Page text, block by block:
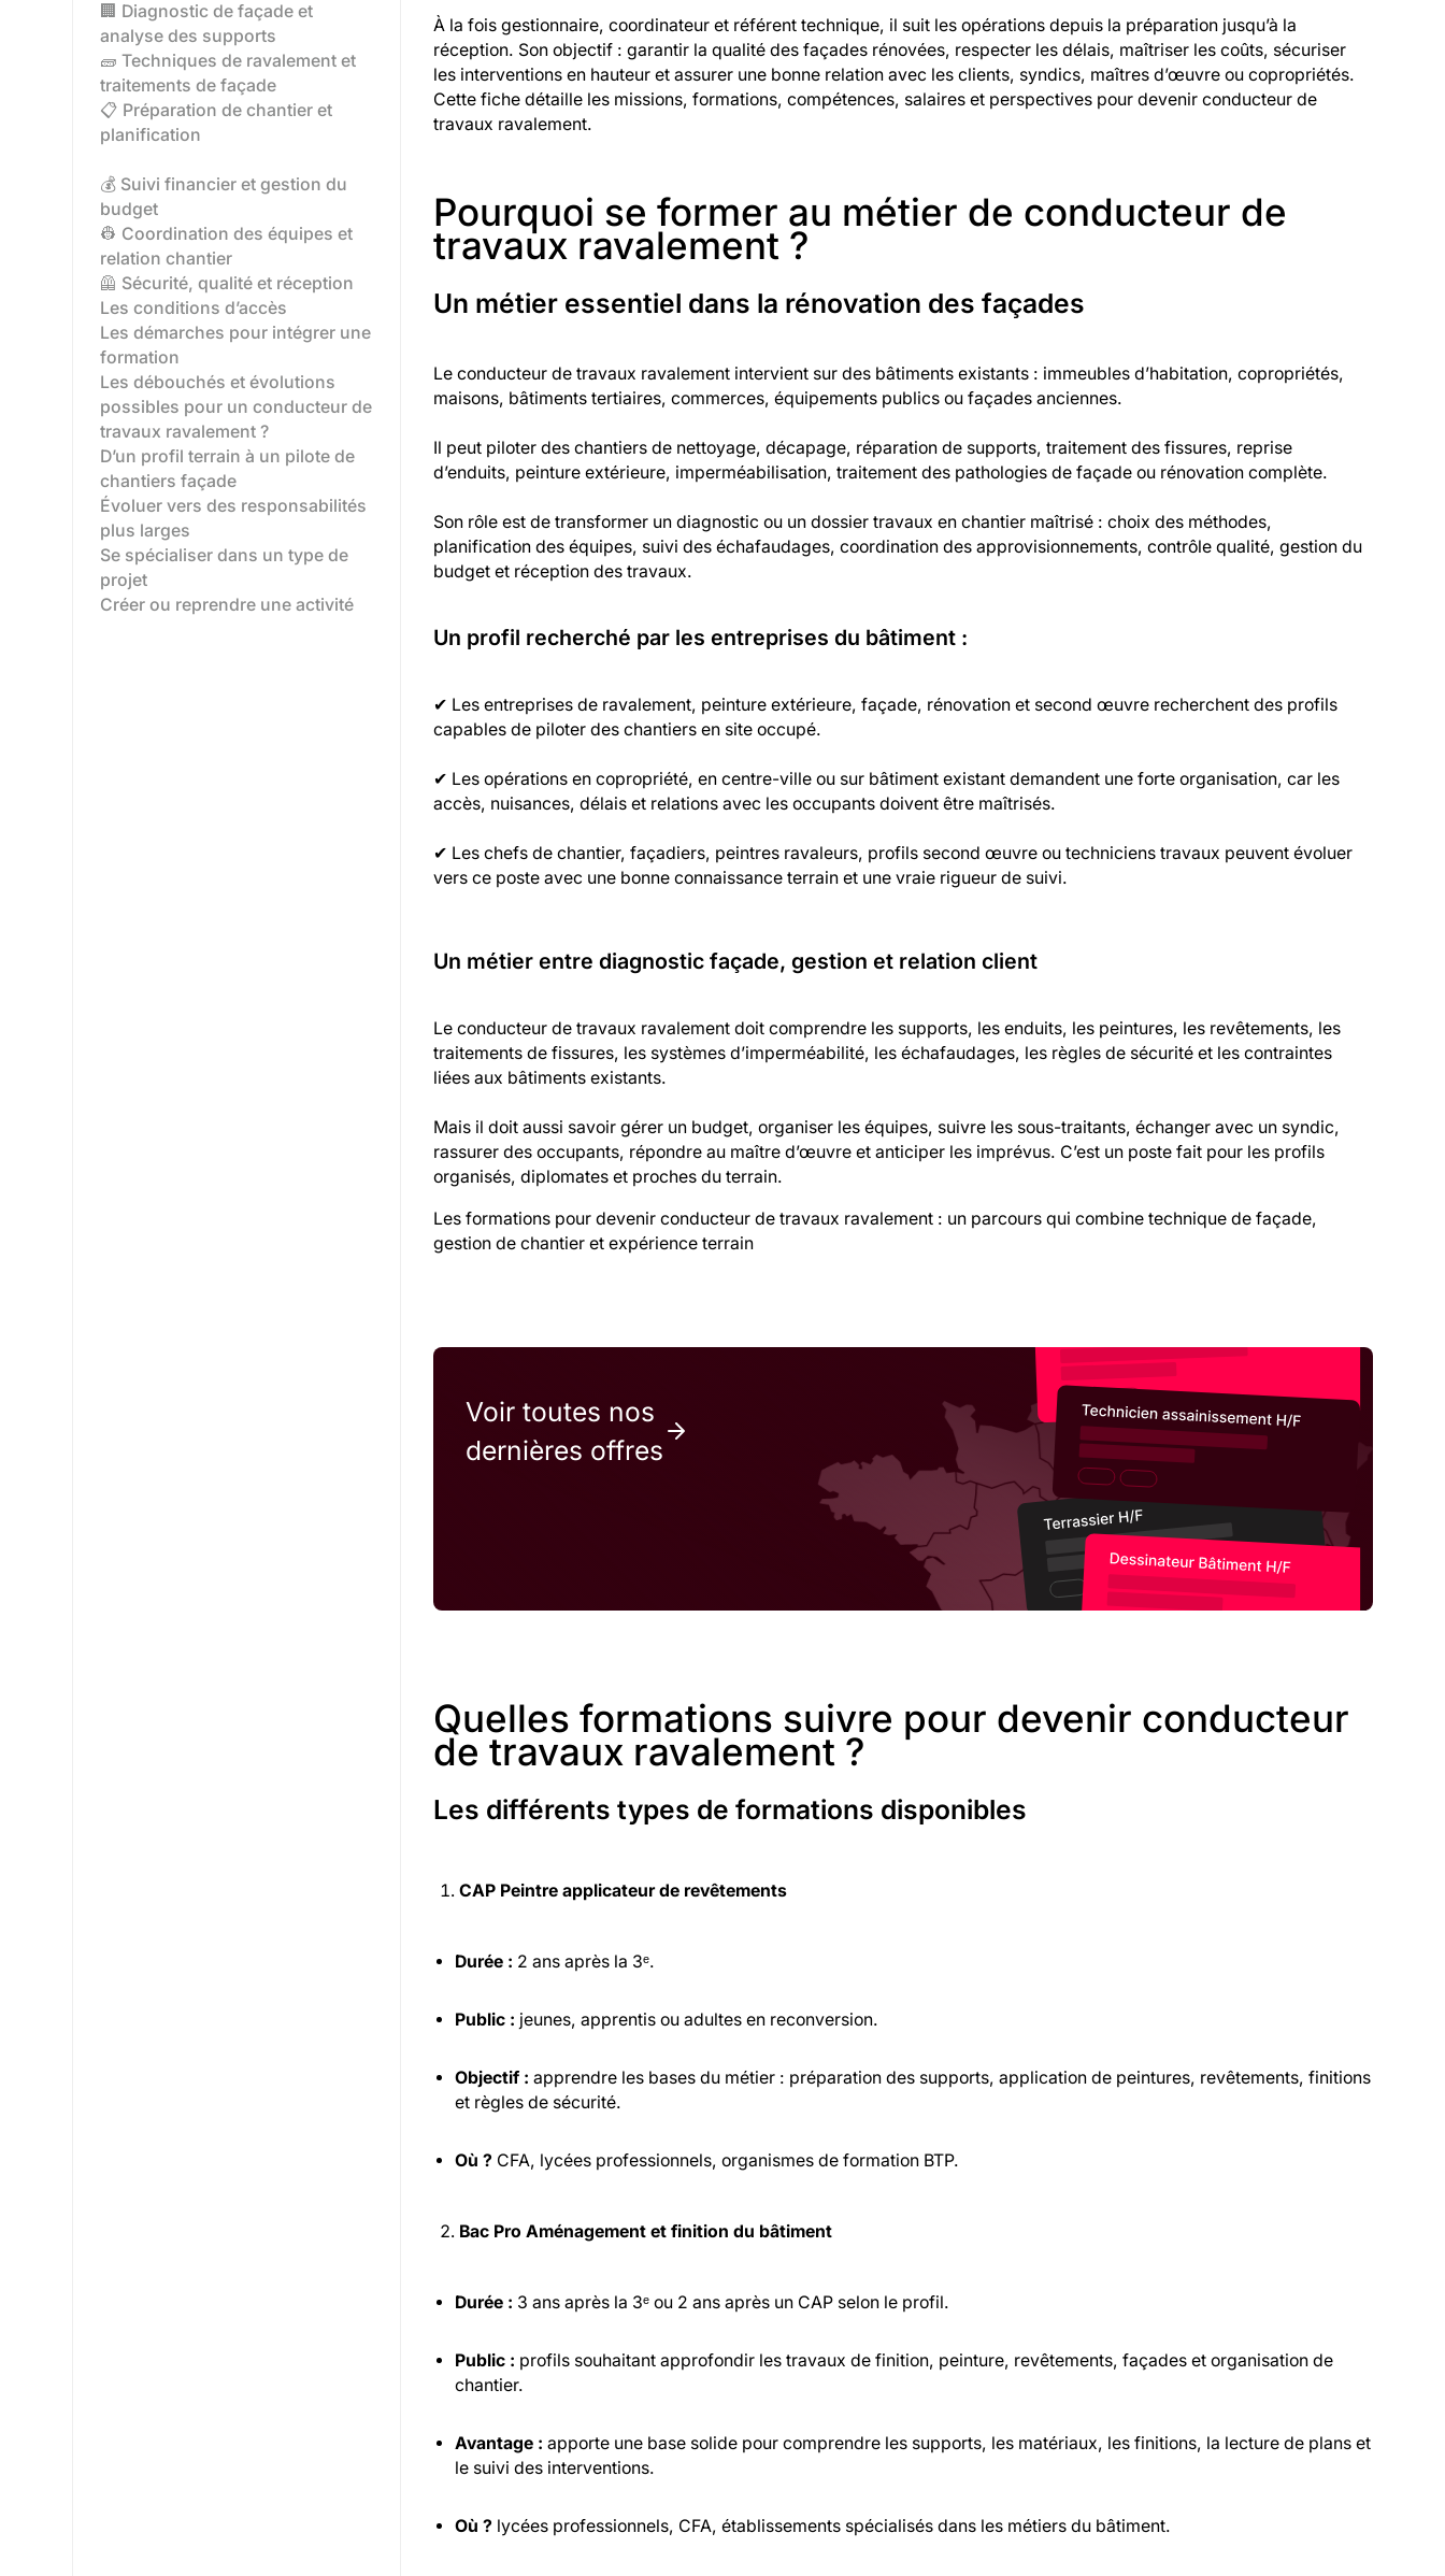
🏢 Diagnostic de façade et
analyse des supports
🧱 Techniques de ravalement et
traitements de façade
📋 Préparation de chantier et
planification
💰 Suivi financier et gestion du
budget
👷 Coordination des équipes et
relation chantier
🦺 Sécurité, qualité et réception
Les conditions d’accès
Les démarches pour intégrer une
formation
Les débouchés et évolutions
possibles pour un conducteur de
travaux ravalement ?
D’un profil terrain à un pilote de
chantiers façade‍
Évoluer vers des responsabilités
plus larges‍
Se spécialiser dans un type de
projet‍
Créer ou reprendre une activité‍
À la fois gestionnaire, coordinateur et référent technique, il suit les opérations depuis la préparation jusqu’à la
réception. Son objectif : garantir la qualité des façades rénovées, respecter les délais, maîtriser les coûts, sécuriser
les interventions en hauteur et assurer une bonne relation avec les clients, syndics, maîtres d’œuvre ou copropriétés.
Cette fiche détaille les missions, formations, compétences, salaires et perspectives pour devenir conducteur de
travaux ravalement.
Pourquoi se former au métier de conducteur de
travaux ravalement ?
Un métier essentiel dans la rénovation des façades
Le conducteur de travaux ravalement intervient sur des bâtiments existants : immeubles d’habitation, copropriétés,
maisons, bâtiments tertiaires, commerces, équipements publics ou façades anciennes.
Il peut piloter des chantiers de nettoyage, décapage, réparation de supports, traitement des fissures, reprise
d’enduits, peinture extérieure, imperméabilisation, traitement des pathologies de façade ou rénovation complète.
Son rôle est de transformer un diagnostic ou un dossier travaux en chantier maîtrisé : choix des méthodes,
planification des équipes, suivi des échafaudages, coordination des approvisionnements, contrôle qualité, gestion du
budget et réception des travaux.
Un profil recherché par les entreprises du bâtiment :
✔ Les entreprises de ravalement, peinture extérieure, façade, rénovation et second œuvre recherchent des profils
capables de piloter des chantiers en site occupé.
✔ Les opérations en copropriété, en centre-ville ou sur bâtiment existant demandent une forte organisation, car les
accès, nuisances, délais et relations avec les occupants doivent être maîtrisés.
✔ Les chefs de chantier, façadiers, peintres ravaleurs, profils second œuvre ou techniciens travaux peuvent évoluer
vers ce poste avec une bonne connaissance terrain et une vraie rigueur de suivi.
Un métier entre diagnostic façade, gestion et relation client
Le conducteur de travaux ravalement doit comprendre les supports, les enduits, les peintures, les revêtements, les
traitements de fissures, les systèmes d’imperméabilité, les échafaudages, les règles de sécurité et les contraintes
liées aux bâtiments existants.
Mais il doit aussi savoir gérer un budget, organiser les équipes, suivre les sous-traitants, échanger avec un syndic,
rassurer des occupants, répondre au maître d’œuvre et anticiper les imprévus. C’est un poste fait pour les profils
organisés, diplomates et proches du terrain.
Les formations pour devenir conducteur de travaux ravalement : un parcours qui combine technique de façade,
gestion de chantier et expérience terrain
Voir toutes nos
dernières offres
Quelles formations suivre pour devenir conducteur
de travaux ravalement ?
Les différents types de formations disponibles
CAP Peintre applicateur de revêtements
Durée : 2 ans après la 3ᵉ.
Public : jeunes, apprentis ou adultes en reconversion.
Objectif : apprendre les bases du métier : préparation des supports, application de peintures, revêtements, finitions
et règles de sécurité.
Où ? CFA, lycées professionnels, organismes de formation BTP.
Bac Pro Aménagement et finition du bâtiment
Durée : 3 ans après la 3ᵉ ou 2 ans après un CAP selon le profil.
Public : profils souhaitant approfondir les travaux de finition, peinture, revêtements, façades et organisation de
chantier.
Avantage : apporte une base solide pour comprendre les supports, les matériaux, les finitions, la lecture de plans et
le suivi des interventions.
Où ? lycées professionnels, CFA, établissements spécialisés dans les métiers du bâtiment.